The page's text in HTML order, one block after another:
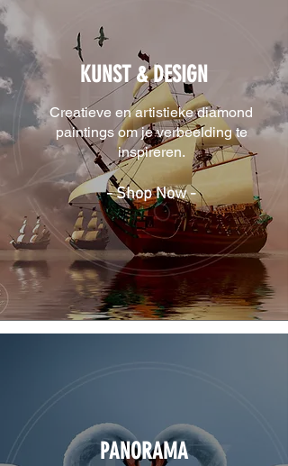
KUNST & DESIGN
Creatieve en artistieke diamond
paintings om je verbeelding te
inspireren.
- Shop Now -
PANORAMA